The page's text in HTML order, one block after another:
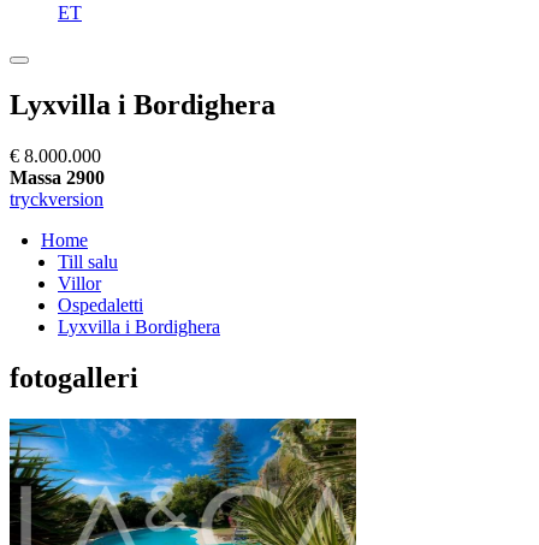
ET
Lyxvilla i Bordighera
€ 8.000.000
Massa 2900
tryckversion
Home
Till salu
Villor
Ospedaletti
Lyxvilla i Bordighera
fotogalleri